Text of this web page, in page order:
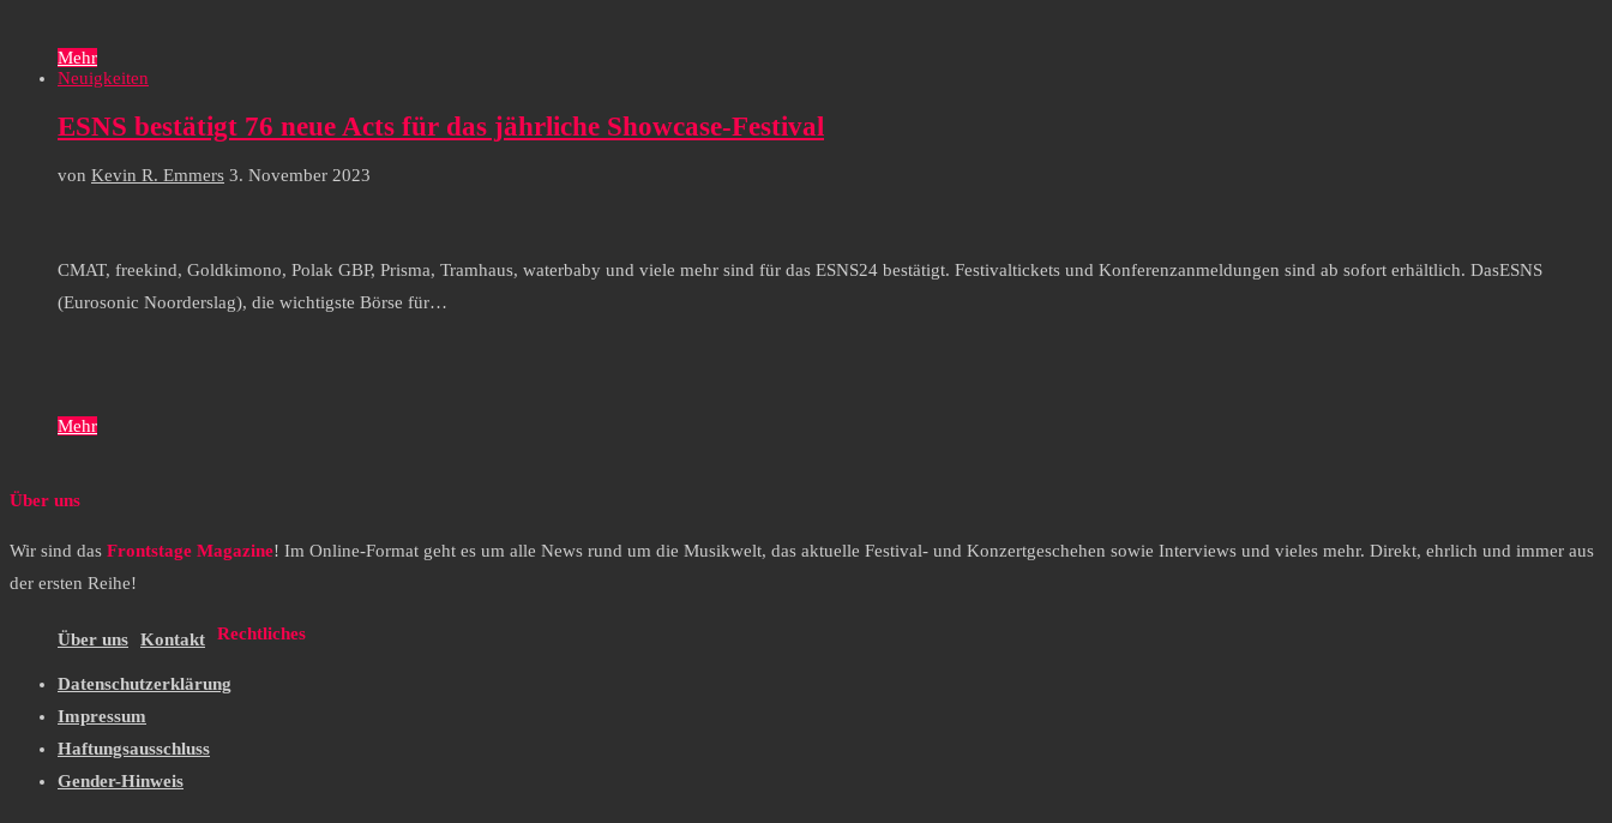
Mehr
Neuigkeiten
ESNS bestätigt 76 neue Acts für das jährliche Showcase-Festival
von Kevin R. Emmers 3. November 2023
CMAT, freekind, Goldkimono, Polak GBP, Prisma, Tramhaus, waterbaby und viele mehr sind für das ESNS24 bestätigt. Festivaltickets und Konferenzanmeldungen sind ab sofort erhältlich. DasESNS
(Eurosonic Noorderslag), die wichtigste Börse für…
Mehr
Über uns
Wir sind das Frontstage Magazine! Im Online-Format geht es um alle News rund um die Musikwelt, das aktuelle Festival- und Konzertgeschehen sowie Interviews und vieles mehr. Direkt, ehrlich und immer aus
der ersten Reihe!
Über uns Kontakt Rechtliches
Datenschutzerklärung
Impressum
Haftungsausschluss
Gender-Hinweis